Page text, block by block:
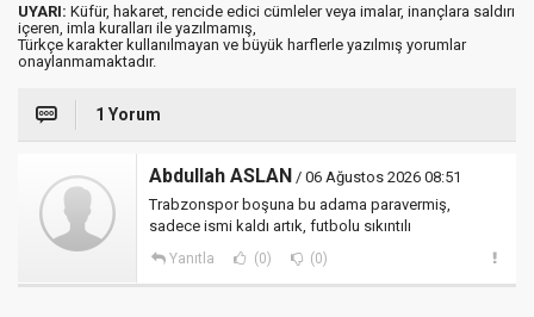
UYARI: Küfür, hakaret, rencide edici cümleler veya imalar, inançlara saldırı
içeren, imla kuralları ile yazılmamış,
Türkçe karakter kullanılmayan ve büyük harflerle yazılmış yorumlar
onaylanmamaktadır.
1 Yorum
Abdullah ASLAN / 06 Ağustos 2026 08:51
Trabzonspor boşuna bu adama paravermiş,
sadece ismi kaldı artık, futbolu sıkıntılı
Yanıtla (0) (0)